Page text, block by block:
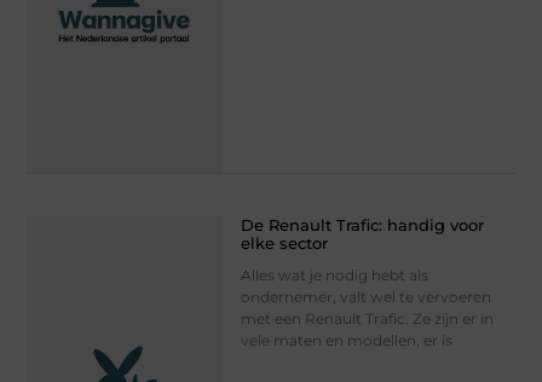
De Renault Trafic: handig voor
elke sector
Alles wat je nodig hebt als
ondernemer, valt wel te vervoeren
met een Renault Trafic. Ze zijn er in
vele maten en modellen, er is